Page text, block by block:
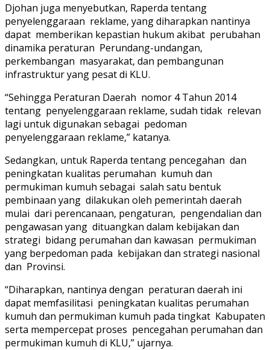
Djohan juga menyebutkan, Raperda tentang
penyelenggaraan reklame, yang diharapkan nantinya
dapat memberikan kepastian hukum akibat perubahan
dinamika peraturan Perundang-undangan,
perkembangan masyarakat, dan pembangunan
infrastruktur yang pesat di KLU.
“Sehingga Peraturan Daerah nomor 4 Tahun 2014
tentang penyelenggaraan reklame, sudah tidak relevan
lagi untuk digunakan sebagai pedoman
penyelenggaraan reklame,” katanya.
Sedangkan, untuk Raperda tentang pencegahan dan
peningkatan kualitas perumahan kumuh dan
permukiman kumuh sebagai salah satu bentuk
pembinaan yang dilakukan oleh pemerintah daerah
mulai dari perencanaan, pengaturan, pengendalian dan
pengawasan yang dituangkan dalam kebijakan dan
strategi bidang perumahan dan kawasan permukiman
yang berpedoman pada kebijakan dan strategi nasional
dan Provinsi.
“Diharapkan, nantinya dengan peraturan daerah ini
dapat memfasilitasi peningkatan kualitas perumahan
kumuh dan permukiman kumuh pada tingkat Kabupaten
serta mempercepat proses pencegahan perumahan dan
permukiman kumuh di KLU,” ujarnya.